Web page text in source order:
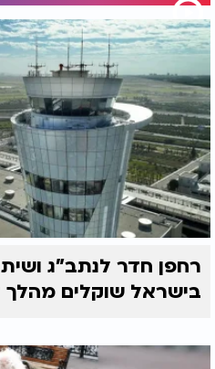
רחפן חדר לנתב"ג
בישראל שוקלים מהלך